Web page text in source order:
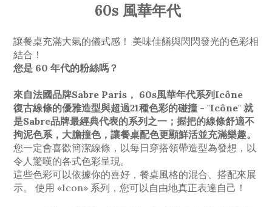
60s 風華年代
讓餐桌充滿大氣的儀式感！ 美味佳餚與閃閃發光的色彩相
結合！
您是 60 年代的粉絲嗎？
來自法國品牌Sabre Paris， 60s風華年代系列Icône
復古線條的優雅造型與超過21種色彩的碰撞 - "Icône" 就
是Sabre品牌最經典代表的系列之一；握把的線條舒適不
拘泥色系，大膽撞色，讓餐桌配色更顯鮮活並充滿樂趣。
您一定會喜歡簡潔線條，以每日穿搭領帶造型為發想，以
令人驚嘆的各式色彩呈現。
這些色彩可以依據你的喜好，餐桌風格的混合、搭配來展
示。 使用 «Icon» 系列，您可以自由地真正表達自己！